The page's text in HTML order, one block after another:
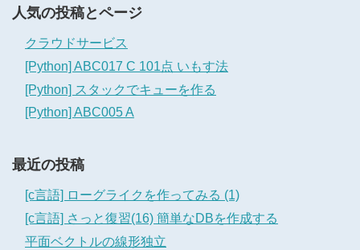
人気の投稿とページ
クラウドサービス
[Python] ABC017 C 101点 いもす法
[Python] スタックでキューを作る
[Python] ABC005 A
最近の投稿
[c言語] ローグライクを作ってみる (1)
[c言語] さっと復習(16) 簡単なDBを作成する
平面ベクトルの線形独立